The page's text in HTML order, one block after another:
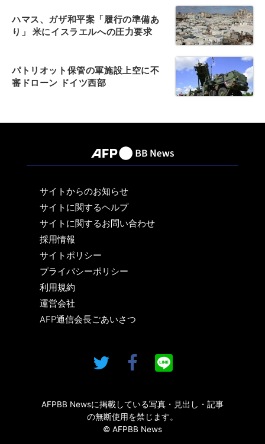
ハマス、ガザ和平案「履行の準備あ
り」 米にイスラエルへの圧力要求
パトリオット保管の軍施設上空に不
審ドローン ドイツ西部
サイトからのお知らせ
サイトに関するヘルプ
サイトに関するお問い合わせ
採用情報
サイトポリシー
プライバシーポリシー
利用規約
運営会社
AFP通信会長ごあいさつ
AFPBB Newsに掲載している写真・見出し・記事
の無断使用を禁じます。
© AFPBB News